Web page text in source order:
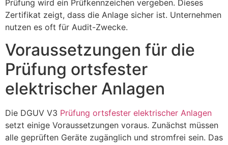
Prüfung wird ein Prüfkennzeichen vergeben. Dieses
Zertifikat zeigt, dass die Anlage sicher ist. Unternehmen
nutzen es oft für Audit-Zwecke.
Voraussetzungen für die
Prüfung ortsfester
elektrischer Anlagen
Die DGUV V3 Prüfung ortsfester elektrischer Anlagen
setzt einige Voraussetzungen voraus. Zunächst müssen
alle geprüften Geräte zugänglich und stromfrei sein. Das